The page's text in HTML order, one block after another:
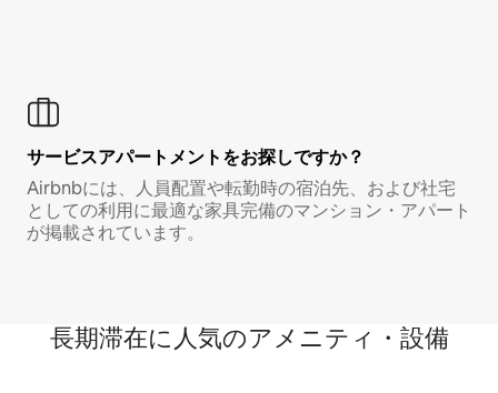
サービスアパートメントをお探しですか？
Airbnbには、人員配置や転勤時の宿泊先、および社宅
としての利用に最適な家具完備のマンション・アパート
が掲載されています。
長期滞在に人気のアメニティ・設備